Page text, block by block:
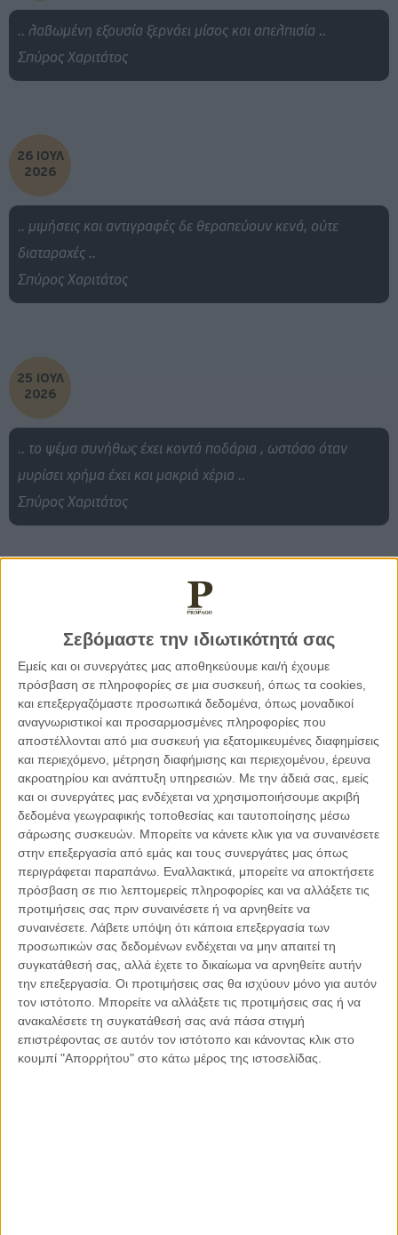
Σεβόμαστε την ιδιωτικότητά σας
Εμείς και οι συνεργάτες μας αποθηκεύουμε και/ή έχουμε
πρόσβαση σε πληροφορίες σε μια συσκευή, όπως τα cookies,
και επεξεργαζόμαστε προσωπικά δεδομένα, όπως μοναδικοί
αναγνωριστικοί και προσαρμοσμένες πληροφορίες που
αποστέλλονται από μια συσκευή για εξατομικευμένες διαφημίσεις
και περιεχόμενο, μέτρηση διαφήμισης και περιεχομένου, έρευνα
ακροατηρίου και ανάπτυξη υπηρεσιών. Με την άδειά σας, εμείς
και οι συνεργάτες μας ενδέχεται να χρησιμοποιήσουμε ακριβή
δεδομένα γεωγραφικής τοποθεσίας και ταυτοποίησης μέσω
σάρωσης συσκευών. Μπορείτε να κάνετε κλικ για να συναινέσετε
στην επεξεργασία από εμάς και τους συνεργάτες μας όπως
περιγράφεται παραπάνω. Εναλλακτικά, μπορείτε να αποκτήσετε
πρόσβαση σε πιο λεπτομερείς πληροφορίες και να αλλάξετε τις
προτιμήσεις σας πριν συναινέσετε ή να αρνηθείτε να
συναινέσετε. Λάβετε υπόψη ότι κάποια επεξεργασία των
προσωπικών σας δεδομένων ενδέχεται να μην απαιτεί τη
συγκατάθεσή σας, αλλά έχετε το δικαίωμα να αρνηθείτε αυτήν
την επεξεργασία. Οι προτιμήσεις σας θα ισχύουν μόνο για αυτόν
τον ιστότοπο. Μπορείτε να αλλάξετε τις προτιμήσεις σας ή να
ανακαλέσετε τη συγκατάθεσή σας ανά πάσα στιγμή
επιστρέφοντας σε αυτόν τον ιστότοπο και κάνοντας κλικ στο
κουμπί "Απορρήτου" στο κάτω μέρος της ιστοσελίδας.
.. λαβωμένη εξουσία ξερνάει μίσος και απελπισία ..
Σπύρος Χαριτάτος
26 ΙΟΥΛ
2026
.. μιμήσεις και αντιγραφές δε θεραπεύουν κενά, ούτε
διαταραχές ..
Σπύρος Χαριτάτος
25 ΙΟΥΛ
2026
.. το ψέμα συνήθως έχει κοντά ποδάρια , ωστόσο όταν
μυρίσει χρήμα έχει και μακριά χέρια ..
Σπύρος Χαριτάτος
.. ψέμα, πλάνη, φρίκη, απάθεια, καρέκλα και συμπάθεια ..
Σπύρος Χαριτάτος
23 ΙΟΥΛ
2026
.. Η Εξουσία μπροστά στις Ευθύνες βλέπει Γινάτι , κάπως
έτσι και το έγκλημα στα Τρένα βγάζει Μάτι ..
Σπύρος Χαριτάτος
22 ΙΟΥΛ
2026